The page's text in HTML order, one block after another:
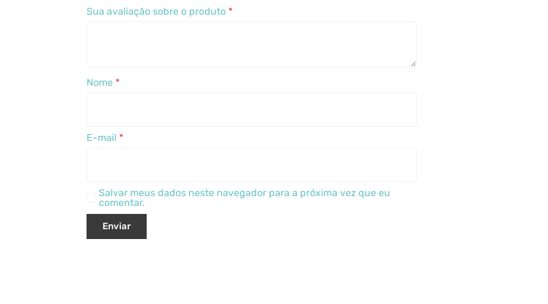
Sua avaliação sobre o produto *
Nome *
E-mail *
Salvar meus dados neste navegador para a próxima vez que eu
comentar.